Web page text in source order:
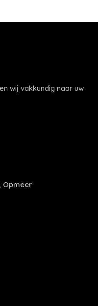
wij vakkundig naar uw
Opmeer